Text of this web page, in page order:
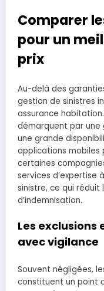
Comparer
pour un
prix
Au-delà des
gestion de sinistres
assurance
démarquent par une
une grande
applications mobiles
certaines
services d’expertise
sinistre, ce qui réduit
d’indemnisation.
Les
avec vigilance
Souvent négligées,
constituent un point